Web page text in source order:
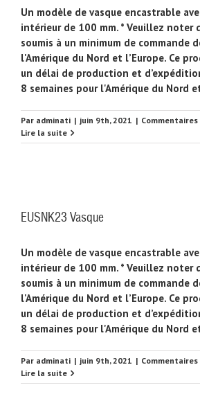
Un modèle de vasque encastrable
intérieur de 100 mm. * Veuillez noter
soumis à un minimum de commande
l'Amérique du Nord et l’Europe. Ce
un délai de production et
8 semaines pour l'Amérique du Nord
Par adminati | juin 9th, 2021 |
Lire la suite
EUSNK23 Vasque
Un modèle de vasque encastrable
intérieur de 100 mm. * Veuillez noter
soumis à un minimum de commande
l'Amérique du Nord et l’Europe. Ce
un délai de production et
8 semaines pour l'Amérique du Nord
Par adminati | juin 9th, 2021 |
Lire la suite